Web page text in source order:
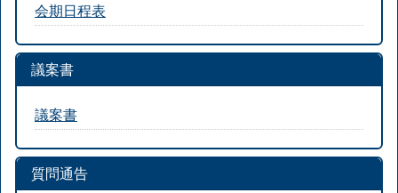
会期日程表
議案書
議案書
質問通告